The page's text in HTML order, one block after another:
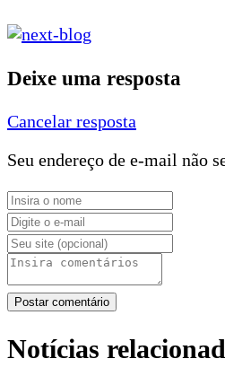
Deixe uma resposta
Cancelar resposta
Seu endereço de e-mail não
Postar comentário
Notícias